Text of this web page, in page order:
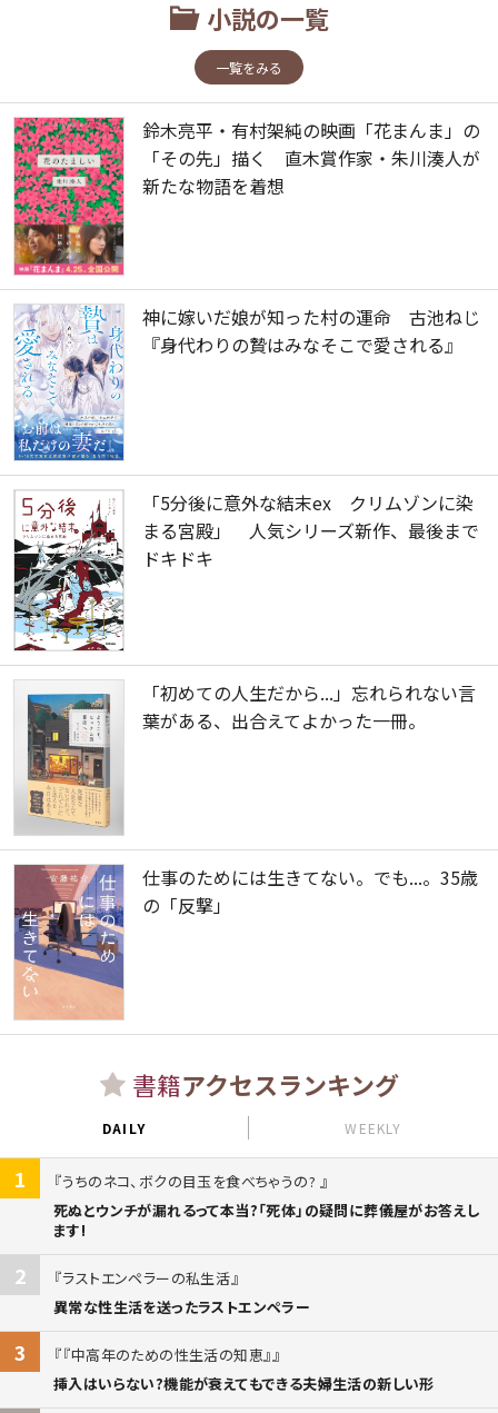
小説の一覧
一覧をみる
鈴木亮平・有村架純の映画「花まんま」の
「その先」描く 直木賞作家・朱川湊人が
新たな物語を着想
神に嫁いだ娘が知った村の運命 古池ねじ
『身代わりの贄はみなそこで愛される』
「5分後に意外な結末ex クリムゾンに染
まる宮殿」 人気シリーズ新作、最後まで
ドキドキ
「初めての人生だから...」忘れられない言
葉がある、出合えてよかった一冊。
仕事のためには生きてない。でも...。35歳
の「反撃」
書籍アクセスランキング
DAILY WEEKLY
1
うちのネコ、ボクの目玉を食べちゃうの?
死ぬとウンチが漏れるって本当?「死体」の疑問に葬儀屋がお答えし
ます!
2
ラストエンペラーの私生活
異常な性生活を送ったラストエンペラー
3
『中高年のための性生活の知恵』
挿入はいらない?機能が衰えてもできる夫婦生活の新しい形